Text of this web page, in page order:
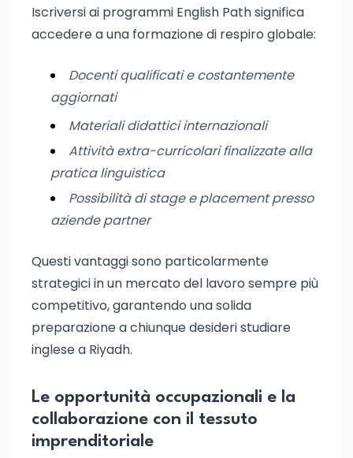
Iscriversi ai programmi English Path significa
accedere a una formazione di respiro globale:
Docenti qualificati e costantemente
aggiornati
Materiali didattici internazionali
Attività extra-curricolari finalizzate alla
pratica linguistica
Possibilità di stage e placement presso
aziende partner
Questi vantaggi sono particolarmente
strategici in un mercato del lavoro sempre più
competitivo, garantendo una solida
preparazione a chiunque desideri studiare
inglese a Riyadh.
Le opportunità occupazionali e la
collaborazione con il tessuto
imprenditoriale